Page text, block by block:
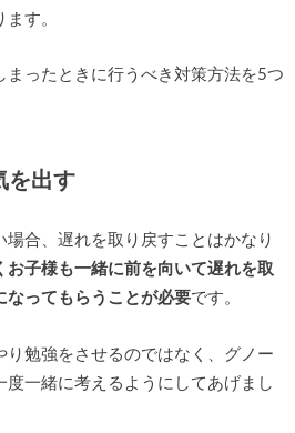
す。
まったときに行うべき対策方法を5つ
を出す
場合、遅れを取り戻すことはかなり
お子様も一緒に前を向いて遅れを取
なってもらうことが必要です。
り勉強をさせるのではなく、グノー
度一緒に考えるようにしてあげまし